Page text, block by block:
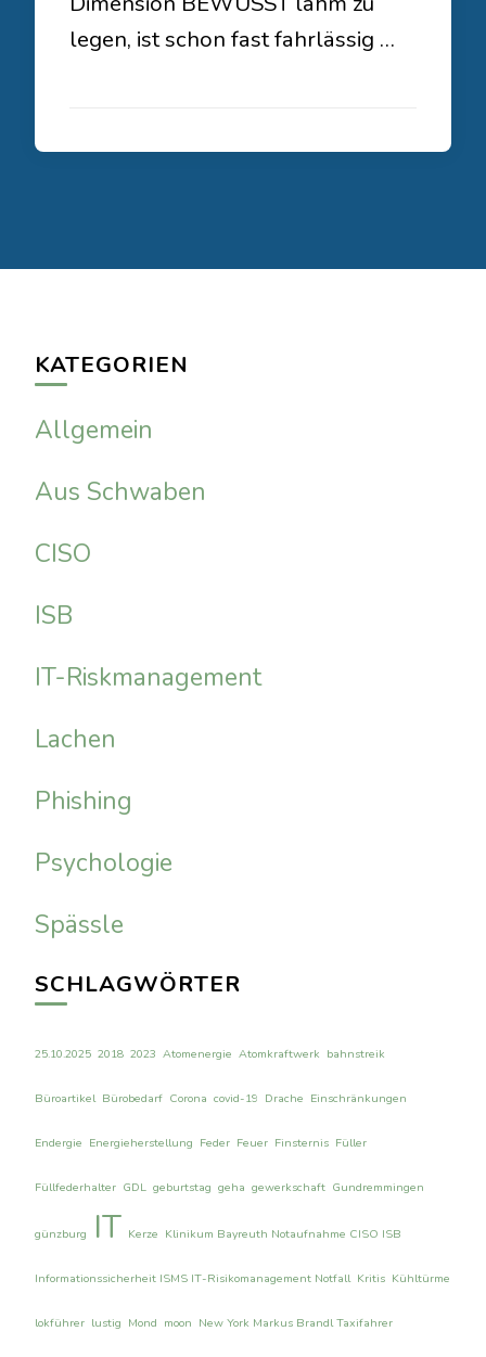
legen, ist schon fast fahrlässig …
KATEGORIEN
Allgemein
Aus Schwaben
CISO
ISB
IT-Riskmanagement
Lachen
Phishing
Psychologie
Spässle
SCHLAGWÖRTER
25.10.2025 2018 2023 Atomenergie Atomkraftwerk bahnstreik
Büroartikel Bürobedarf Corona covid-19 Drache Einschränkungen
Endergie Energieherstellung Feder Feuer Finsternis Füller
Füllfederhalter GDL geburtstag geha gewerkschaft Gundremmingen
günzburg IT Kerze Klinikum Bayreuth Notaufnahme CISO ISB
Informationssicherheit ISMS IT-Risikomanagement Notfall Kritis Kühltürme
lokführer lustig Mond moon New York Markus Brandl Taxifahrer